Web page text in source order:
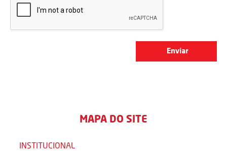
MAPA DO SITE
INSTITUCIONAL